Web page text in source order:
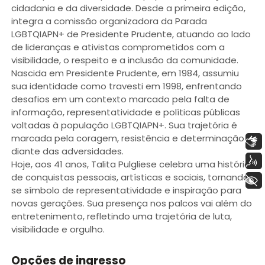
cidadania e da diversidade. Desde a primeira edição,
integra a comissão organizadora da Parada
LGBTQIAPN+ de Presidente Prudente, atuando ao lado
de lideranças e ativistas comprometidos com a
visibilidade, o respeito e a inclusão da comunidade.
Nascida em Presidente Prudente, em 1984, assumiu
sua identidade como travesti em 1998, enfrentando
desafios em um contexto marcado pela falta de
informação, representatividade e políticas públicas
voltadas à população LGBTQIAPN+. Sua trajetória é
marcada pela coragem, resistência e determinação
diante das adversidades.
Hoje, aos 41 anos, Talita Pulgliese celebra uma história
de conquistas pessoais, artísticas e sociais, tornando-
se símbolo de representatividade e inspiração para
novas gerações. Sua presença nos palcos vai além do
entretenimento, refletindo uma trajetória de luta,
visibilidade e orgulho.
Opções de ingresso
Libras
Voz
+ Acessibilidade